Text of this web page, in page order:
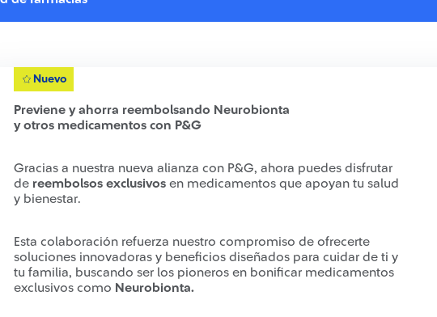
Nuevo
Previene y ahorra reembolsando Neurobionta
y otros medicamentos con P&G
Gracias a nuestra nueva alianza con P&G, ahora puedes disfrutar
de reembolsos exclusivos en medicamentos que apoyan tu salud
y bienestar.
Esta colaboración refuerza nuestro compromiso de ofrecerte
soluciones innovadoras y beneficios diseñados para cuidar de ti y
tu familia, buscando ser los pioneros en bonificar medicamentos
exclusivos como Neurobionta.